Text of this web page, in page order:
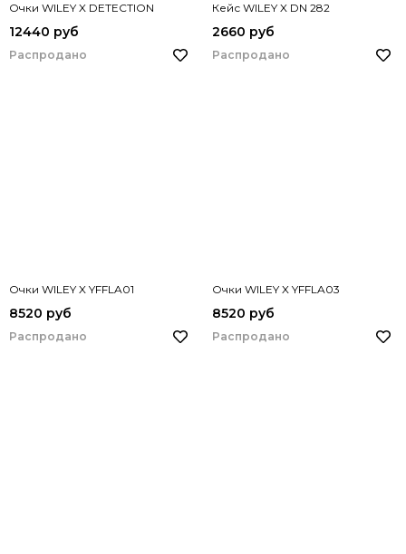
Очки WILEY X DETECTION
12440 руб
Распродано
Кейс WILEY X DN 282
2660 руб
Распродано
Очки WILEY X YFFLA01
8520 руб
Распродано
Очки WILEY X YFFLA03
8520 руб
Распродано